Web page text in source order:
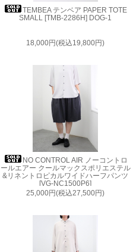
TEMBEA テンベア PAPER TOTE
SMALL [TMB-2286H] DOG-1
18,000円(税込19,800円)
NO CONTROL AIR ノーコントロ
ールエアー クールマックスポリエステル
&リネントロピカルワイドハーフパンツ
[VG-NC1500P6]
25,000円(税込27,500円)